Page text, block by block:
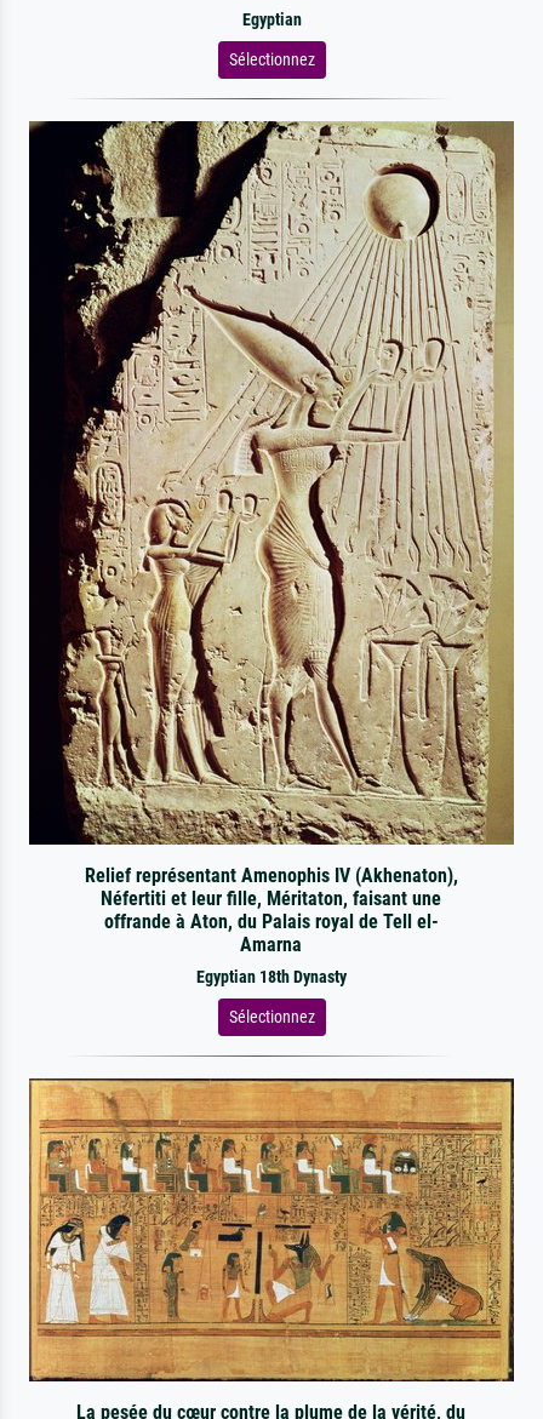
Egyptian
Sélectionnez
Relief représentant Amenophis IV (Akhenaton),
Néfertiti et leur fille, Méritaton, faisant une
offrande à Aton, du Palais royal de Tell el-
Amarna
Egyptian 18th Dynasty
Sélectionnez
La pesée du cœur contre la plume de la vérité, du